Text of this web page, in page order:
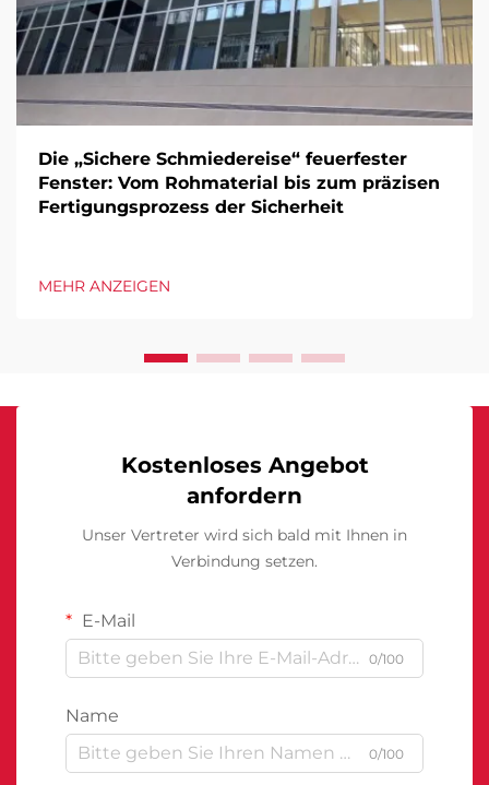
Die „Sichere Schmiedereise“ feuerfester
Fenster: Vom Rohmaterial bis zum präzisen
Fertigungsprozess der Sicherheit
MEHR ANZEIGEN
Kostenloses Angebot
anfordern
Unser Vertreter wird sich bald mit Ihnen in
Verbindung setzen.
E-Mail
0/100
Name
0/100